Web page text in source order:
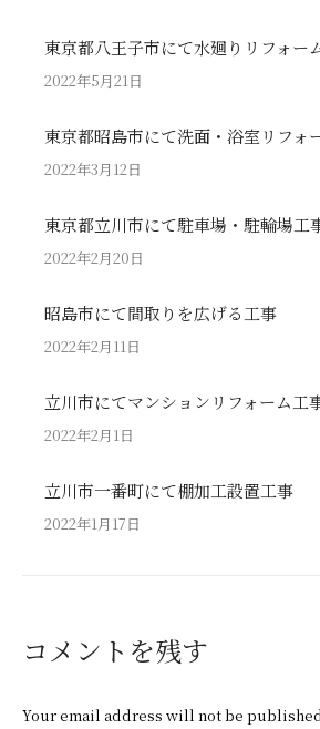
東京都八王子市にて水廻りリフォー
2022年5月21日
東京都昭島市にて洗面・浴室リフォ
2022年3月12日
東京都立川市にて駐車場・駐輪場工
2022年2月20日
昭島市にて間取りを広げる工事
2022年2月11日
立川市にてマンションリフォーム工
2022年2月1日
立川市一番町にて棚加工設置工事
2022年1月17日
コメントを残す
Your email address will not be